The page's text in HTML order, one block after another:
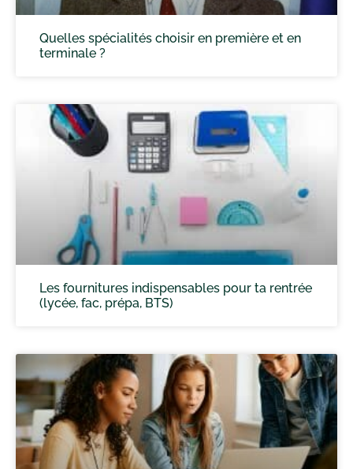
Quelles spécialités choisir en première et en
terminale ?
Les fournitures indispensables pour ta rentrée
(lycée, fac, prépa, BTS)